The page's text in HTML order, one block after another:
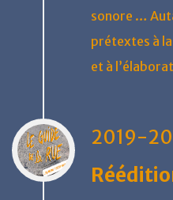
sonore …
prétextes à
et à
2019-